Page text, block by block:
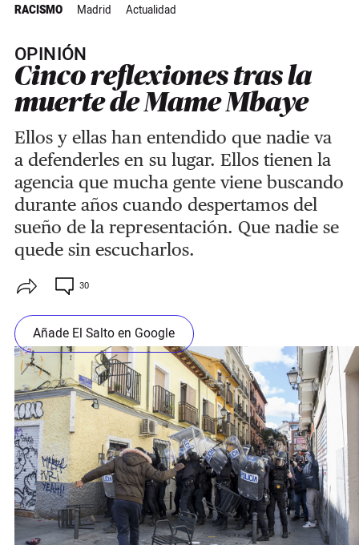
RACISMO Madrid Actualidad
OPINIÓN
Cinco reflexiones tras la
muerte de Mame Mbaye
Ellos y ellas han entendido que nadie va
a defenderles en su lugar. Ellos tienen la
agencia que mucha gente viene buscando
durante años cuando despertamos del
sueño de la representación. Que nadie se
quede sin escucharlos.
30
Añade El Salto en Google